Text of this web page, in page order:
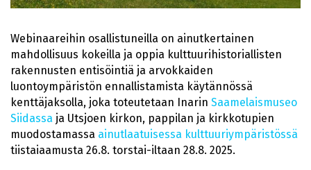
Webinaareihin osallistuneilla on ainutkertainen
mahdollisuus kokeilla ja oppia kulttuurihistoriallisten
rakennusten entisöintiä ja arvokkaiden
luontoympäristön ennallistamista käytännössä
kenttäjaksolla, joka toteutetaan Inarin Saamelaismuseo
Siidassa ja Utsjoen kirkon, pappilan ja kirkkotupien
muodostamassa ainutlaatuisessa kulttuuriympäristössä
tiistaiaamusta 26.8. torstai-iltaan 28.8. 2025.